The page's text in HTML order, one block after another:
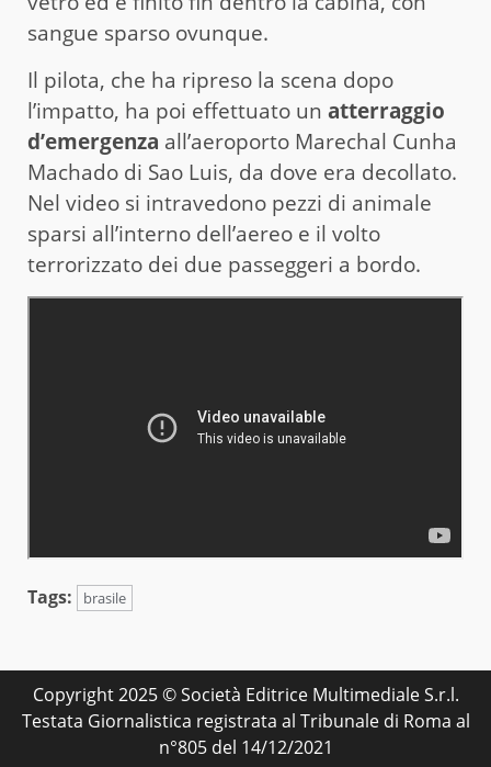
sangue sparso ovunque.
Il pilota, che ha ripreso la scena dopo
l’impatto, ha poi effettuato un atterraggio
d’emergenza all’aeroporto Marechal Cunha
Machado di Sao Luis, da dove era decollato.
Nel video si intravedono pezzi di animale
sparsi all’interno dell’aereo e il volto
terrorizzato dei due passeggeri a bordo.
Tags: brasile
Copyright 2025 © Società Editrice Multimediale S.r.l.
Testata Giornalistica registrata al Tribunale di Roma al
n°805 del 14/12/2021